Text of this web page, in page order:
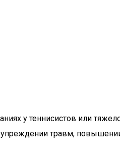
у теннисистов или
травм,